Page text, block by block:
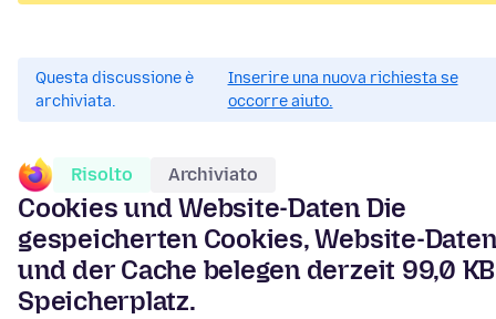
Questa discussione è
archiviata.
Inserire una nuova richiesta se
occorre aiuto.
Risolto Archiviato
Cookies und Website-Daten Die
gespeicherten Cookies, Website-Daten
und der Cache belegen derzeit 99,0 KB
Speicherplatz.